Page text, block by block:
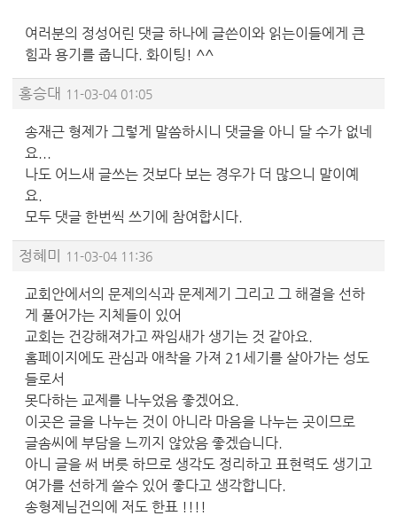
여러분의 정성어린 댓글 하나에 글쓴이와 읽는이들에게 큰
힘과 용기를 줍니다. 화이팅! ^^
홍승대 11-03-04 01:05
송재근 형제가 그렇게 말씀하시니 댓글을 아니 달 수가 없네
요...
나도 어느새 글쓰는 것보다 보는 경우가 더 많으니 말이예
요.
모두 댓글 한번씩 쓰기에 참여합시다.
정혜미 11-03-04 11:36
교회안에서의 문제의식과 문제제기 그리고 그 해결을 선하
게 풀어가는 지체들이 있어
교회는 건강해져가고 짜임새가 생기는 것 같아요.
홈페이지에도 관심과 애착을 가져 21세기를 살아가는 성도
들로서
못다하는 교제를 나누었음 좋겠어요.
이곳은 글을 나누는 것이 아니라 마음을 나누는 곳이므로
글솜씨에 부담을 느끼지 않았음 좋겠습니다.
아니 글을 써 버릇 하므로 생각도 정리하고 표현력도 생기고
여가를 선하게 쓸수 있어 좋다고 생각합니다.
송형제님건의에 저도 한표 !!!!